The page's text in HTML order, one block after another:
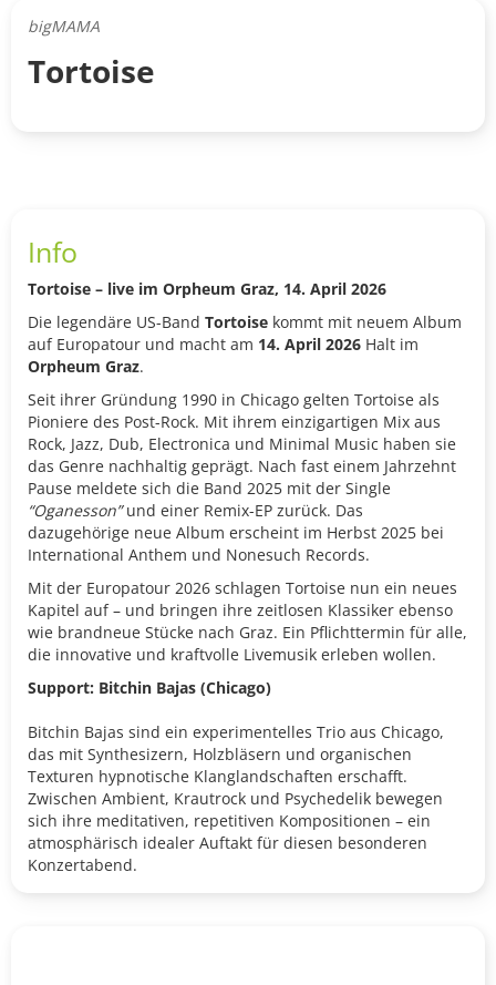
bigMAMA
Tortoise
Info
Tortoise – live im Orpheum Graz, 14. April 2026
Die legendäre US-Band Tortoise kommt mit neuem Album
auf Europatour und macht am 14. April 2026 Halt im
Orpheum Graz.
Seit ihrer Gründung 1990 in Chicago gelten Tortoise als
Pioniere des Post-Rock. Mit ihrem einzigartigen Mix aus
Rock, Jazz, Dub, Electronica und Minimal Music haben sie
das Genre nachhaltig geprägt. Nach fast einem Jahrzehnt
Pause meldete sich die Band 2025 mit der Single
“Oganesson”und einer Remix-EP zurück. Das
dazugehörige neue Album erscheint im Herbst 2025 bei
International Anthem und Nonesuch Records.
Mit der Europatour 2026 schlagen Tortoise nun ein neues
Kapitel auf – und bringen ihre zeitlosen Klassiker ebenso
wie brandneue Stücke nach Graz. Ein Pflichttermin für alle,
die innovative und kraftvolle Livemusik erleben wollen.
Support: Bitchin Bajas (Chicago)
Bitchin Bajas sind ein experimentelles Trio aus Chicago,
das mit Synthesizern, Holzbläsern und organischen
Texturen hypnotische Klanglandschaften erschafft.
Zwischen Ambient, Krautrock und Psychedelik bewegen
sich ihre meditativen, repetitiven Kompositionen – ein
atmosphärisch idealer Auftakt für diesen besonderen
Konzertabend.